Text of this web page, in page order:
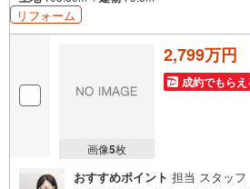
リフォーム
画像5枚
2,799万円
成約でもらえ
おすすめポイント 担当 スタッフ